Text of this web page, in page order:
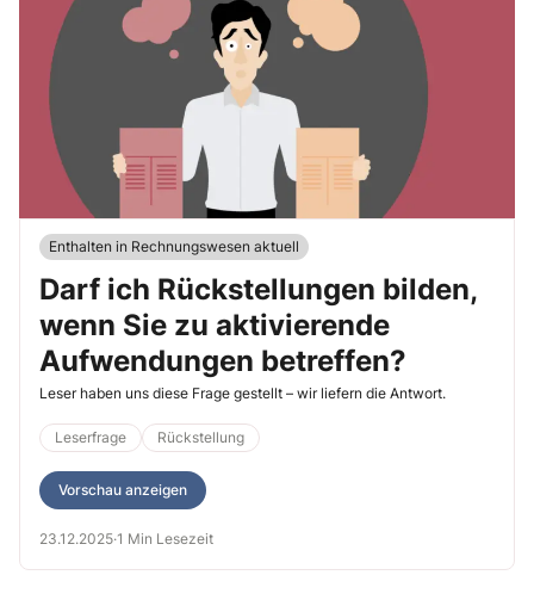
Enthalten in Rechnungswesen aktuell
Darf ich Rückstellungen bilden,
wenn Sie zu aktivierende
Aufwendungen betreffen?
Leser haben uns diese Frage gestellt – wir liefern die Antwort.
Leserfrage Rückstellung
Vorschau anzeigen
23.12.2025·1 Min Lesezeit